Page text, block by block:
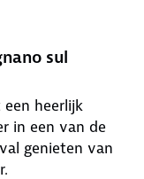
sul
heerlijk
in een van de
genieten van